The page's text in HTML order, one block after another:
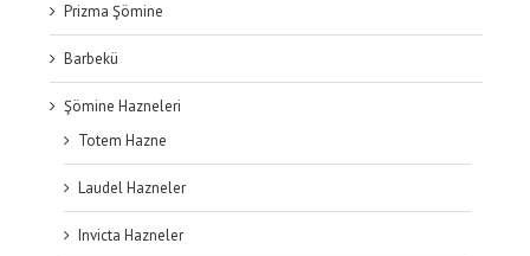
Prizma Şömine
Barbekü
Şömine Hazneleri
Totem Hazne
Laudel Hazneler
Invicta Hazneler